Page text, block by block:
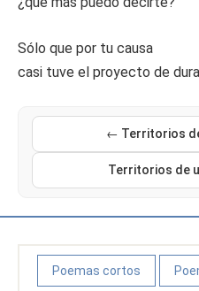
Sólo que por tu causa
casi tuve el proyecto de
← Territorios
Territorios de
Poemas cortos